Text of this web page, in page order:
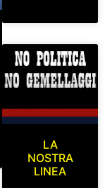
LA
NOSTRA
LINEA